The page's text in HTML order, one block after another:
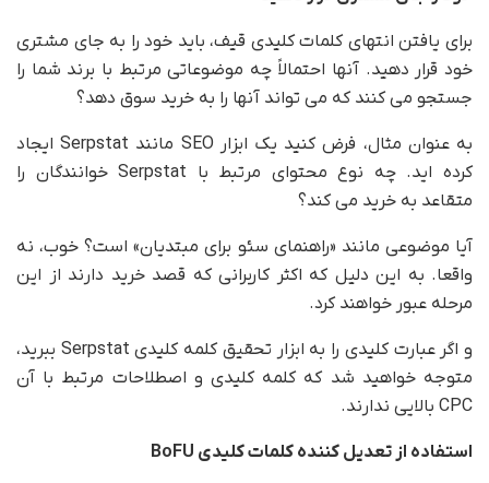
برای یافتن انتهای کلمات کلیدی قیف، باید خود را به جای مشتری
خود قرار دهید. آنها احتمالاً چه موضوعاتی مرتبط با برند شما را
جستجو می کنند که می تواند آنها را به خرید سوق دهد؟
به عنوان مثال، فرض کنید یک ابزار SEO مانند Serpstat ایجاد
کرده اید. چه نوع محتوای مرتبط با Serpstat خوانندگان را
متقاعد به خرید می کند؟
آیا موضوعی مانند «راهنمای سئو برای مبتدیان» است؟ خوب، نه
واقعا. به این دلیل که اکثر کاربرانی که قصد خرید دارند از این
مرحله عبور خواهند کرد.
و اگر عبارت کلیدی را به ابزار تحقیق کلمه کلیدی Serpstat ببرید،
متوجه خواهید شد که کلمه کلیدی و اصطلاحات مرتبط با آن
CPC بالایی ندارند.
استفاده از تعدیل کننده کلمات کلیدی BoFU